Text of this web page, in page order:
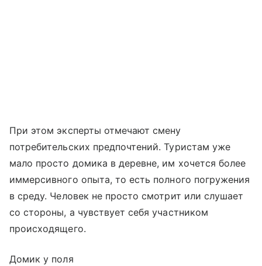
При этом эксперты отмечают смену
потребительских предпочтений. Туристам уже
мало просто домика в деревне, им хочется более
иммерсивного опыта, то есть полного погружения
в среду. Человек не просто смотрит или слушает
со стороны, а чувствует себя участником
происходящего.
Домик у поля